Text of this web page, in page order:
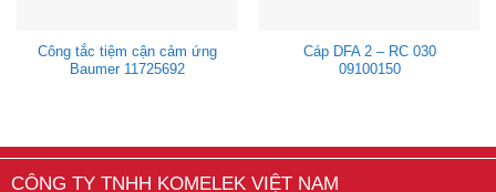
Công tắc tiệm cận cảm ứng
Baumer 11725692
Cáp DFA 2 – RC 030
09100150
CÔNG TY TNHH KOMELEK VIỆT NAM